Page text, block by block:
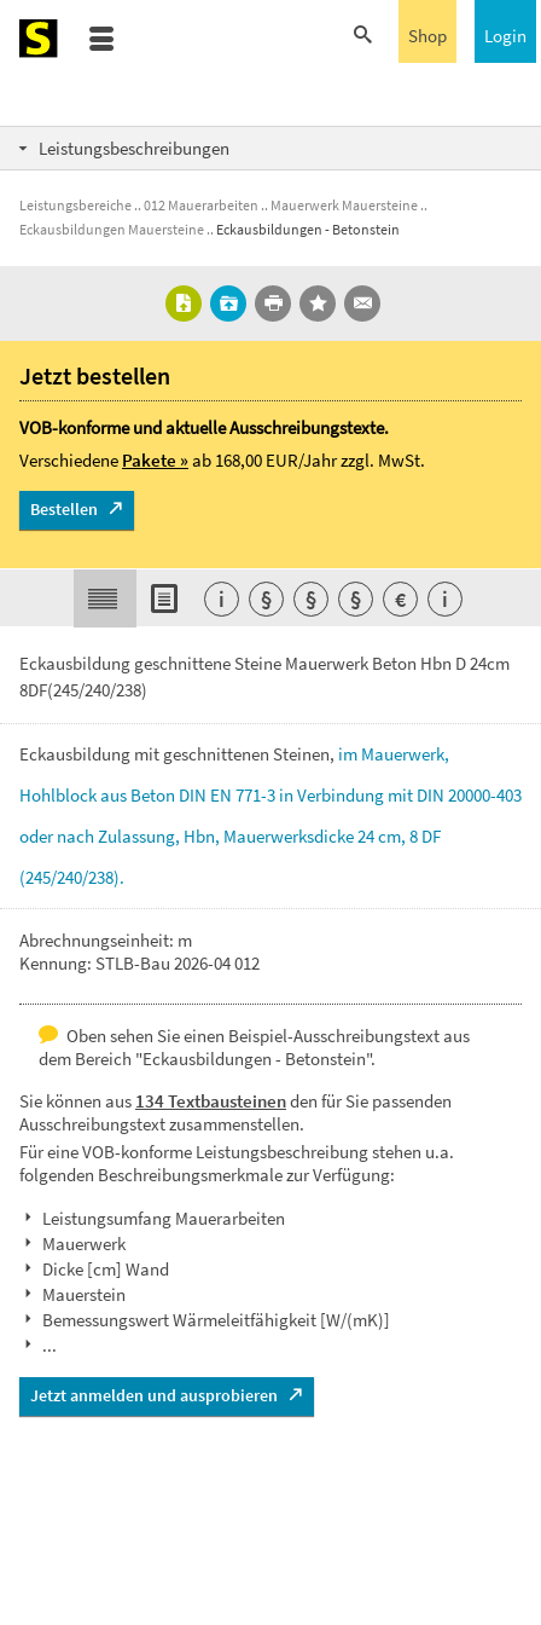
Login
Shop
Leistungsbeschreibungen
Leistungsbereiche 012 Mauerarbeiten
Mauerwerk Mauersteine
Eckausbildungen Mauersteine
Eckausbildungen - Betonstein
Eckausbildung geschnittene Steine Mauerwerk Beton Hbn D 24cm
8DF(245/240/238)
Eckausbildung mit geschnittenen Steinen, im Mauerwerk,
Hohlblockaus Beton DIN EN 771-3 in Verbindung mit DIN 20000-403
odernach Zulassung, Hbn, Mauerwerksdicke24cm, 8 DF
(245/240/238).
Abrechnungseinheit: m
Kennung: STLB-Bau 2026-04 012
Oben sehen Sie einen Beispiel-Ausschreibungstext aus
dem Bereich "Eckausbildungen - Betonstein".
Sie können aus 134 Textbausteinenden für Sie passenden
Ausschreibungstext zusammenstellen.
Für eine VOB-konforme Leistungsbeschreibung stehen u.a.
folgenden Beschreibungsmerkmale zur Verfügung:
Leistungsumfang Mauerarbeiten
Mauerwerk
Dicke [cm] Wand
Mauerstein
Bemessungswert Wärmeleitfähigkeit [W/(mK)]
...
Jetzt anmelden und ausprobieren
Jetzt bestellen
VOB-konforme und aktuelle Ausschreibungstexte.
Verschiedene Pakete »ab 168,00 EUR/Jahrzzgl. MwSt.
Bestellen
i § § § € i